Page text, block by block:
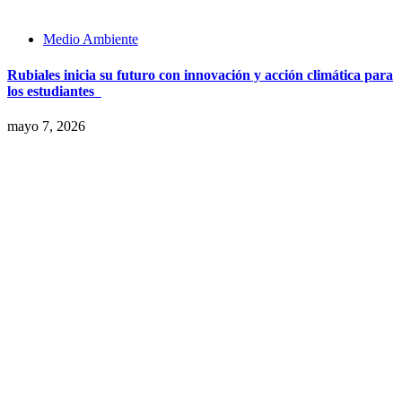
Medio Ambiente
Rubiales inicia su futuro con innovación y acción climática para
los estudiantes
mayo 7, 2026